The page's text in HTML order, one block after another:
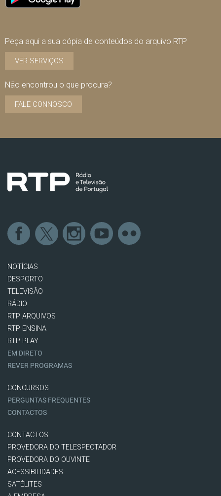
Peça aqui a sua cópia de conteúdos do arquivo RTP
VER SERVIÇOS
Não encontrou o que procura?
FALE CONNOSCO
NOTÍCIAS
DESPORTO
TELEVISÃO
RÁDIO
RTP ARQUIVOS
RTP ENSINA
RTP PLAY
EM DIRETO
REVER PROGRAMAS
CONCURSOS
PERGUNTAS FREQUENTES
CONTACTOS
CONTACTOS
PROVEDORA DO TELESPECTADOR
PROVEDORA DO OUVINTE
ACESSIBILIDADES
SATÉLITES